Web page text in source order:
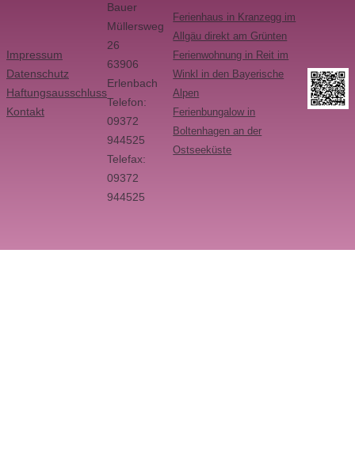
Impressum
Datenschutz
Haftungsausschluss
Kontakt
Bauer
Müllersweg
26
63906
Erlenbach
Telefon:
09372
944525
Telefax:
09372
944525
Ferienhaus in Kranzegg im
Allgäu direkt am Grünten
Ferienwohnung in Reit im
Winkl in den Bayerische
Alpen
Ferienbungalow in
Boltenhagen an der
Ostseeküste